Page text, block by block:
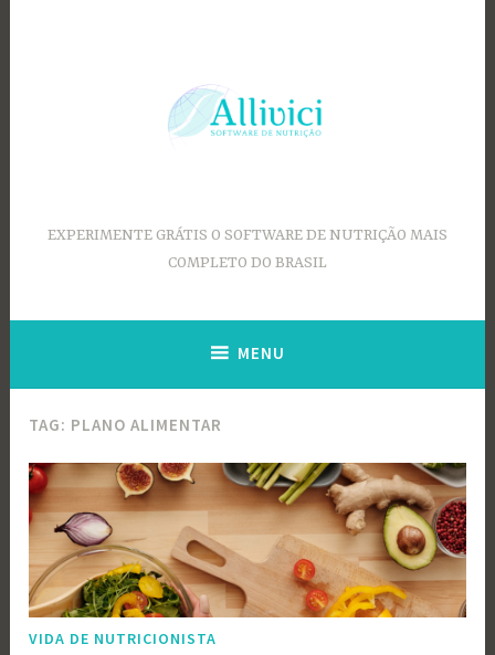
EXPERIMENTE GRÁTIS O SOFTWARE DE NUTRIÇÃO MAIS
COMPLETO DO BRASIL
MENU
TAG: PLANO ALIMENTAR
VIDA DE NUTRICIONISTA